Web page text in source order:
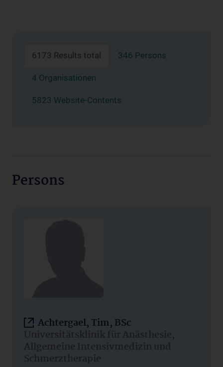
6173 Results total 346 Persons
4 Organisationen
5823 Website-Contents
Persons
Achtergael, Tim, BSc
Universitätsklinik für Anästhesie,
Allgemeine Intensivmedizin und
Schmerztherapie